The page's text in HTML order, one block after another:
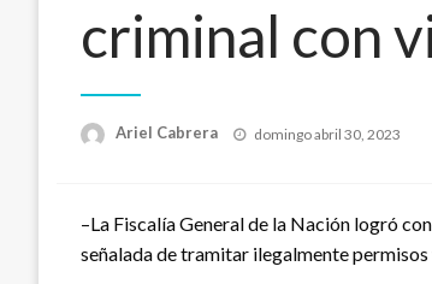
criminal con
Ariel Cabrera
Publicado
domingo abril 30, 2023
–La Fiscalía General de la Nación logró
señalada de tramitar ilegalmente